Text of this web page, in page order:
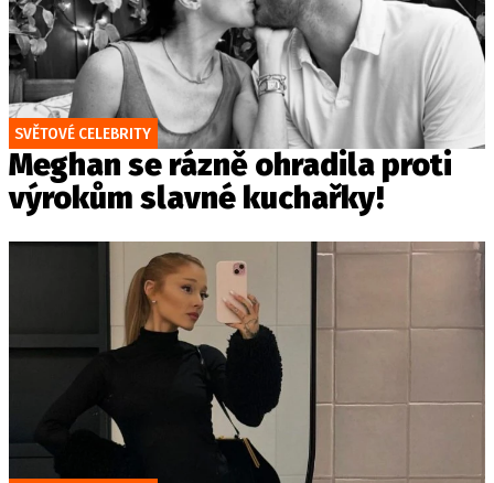
SVĚTOVÉ CELEBRITY
Meghan se rázně ohradila proti
výrokům slavné kuchařky!